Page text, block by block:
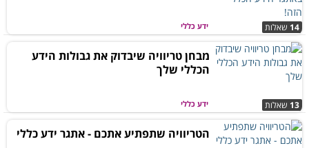
ידע כללי 14 שאלות
ידע כללי 13 שאלות
מבחן טריוויה שיבדוק את גבולות הידע
הכללי שלך
הטריוויה שתפתיע אתכם - אתגר ידע כללי